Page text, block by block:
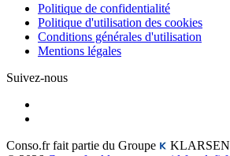
Politique de confidentialité
Politique d'utilisation des cookies
Conditions générales d'utilisation
Mentions légales
Suivez-nous
Conso.fr fait partie du Groupe
KLARSEN